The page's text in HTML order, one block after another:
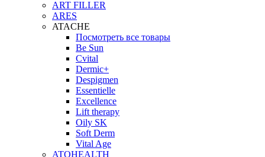
ART FILLER
ARES
ATACHE
Посмотреть все товары
Be Sun
Cvital
Dermic+
Despigmen
Essentielle
Excellence
Lift therapy
Oily SK
Soft Derm
Vital Age
ATOHEALTH